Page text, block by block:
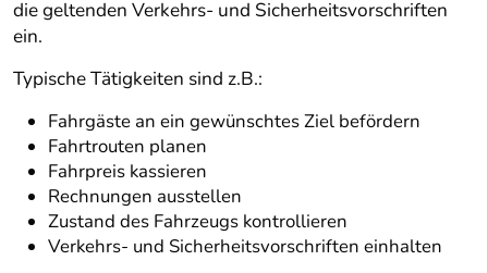
die geltenden Verkehrs- und Sicherheitsvorschriften
ein.
Typische Tätigkeiten sind z.B.:
Fahrgäste an ein gewünschtes Ziel befördern
Fahrtrouten planen
Fahrpreis kassieren
Rechnungen ausstellen
Zustand des Fahrzeugs kontrollieren
Verkehrs- und Sicherheitsvorschriften einhalten